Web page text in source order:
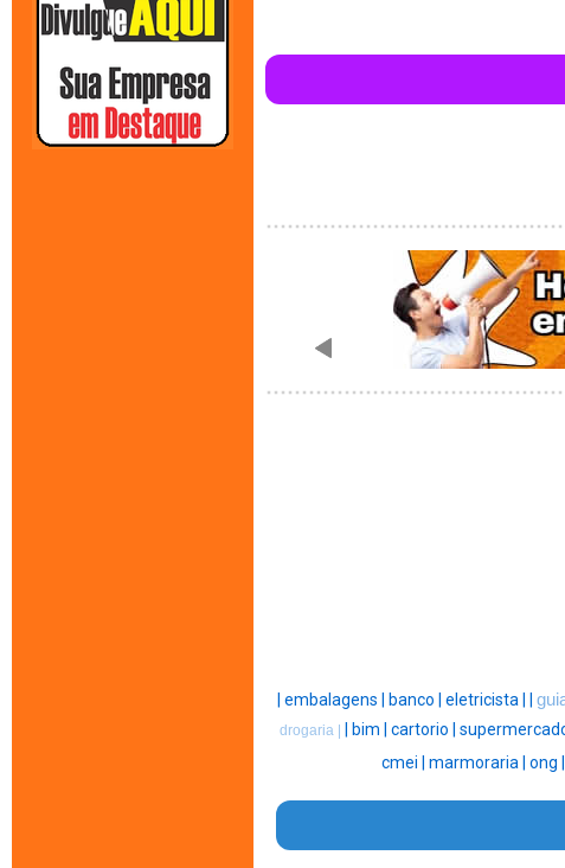
embalagens | banco | eletricista |
drogaria | bim | cartorio | supermercado
cmei | marmoraria | ong |